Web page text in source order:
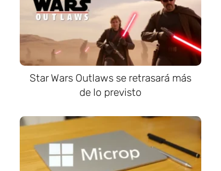
Star Wars Outlaws se retrasará más
de lo previsto